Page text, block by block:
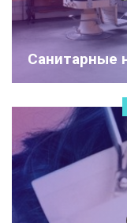
Санитарные